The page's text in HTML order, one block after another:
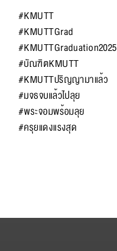
#KMUTT
#KMUTTGrad
#KMUTTGraduation2025
#บัณฑิตKMUTT
#KMUTTปริญญามาแล้ว
#มจธจบแล้วไปลุย
#พระจอมพร้อมลุย
#ครุยแดงแรงสุด